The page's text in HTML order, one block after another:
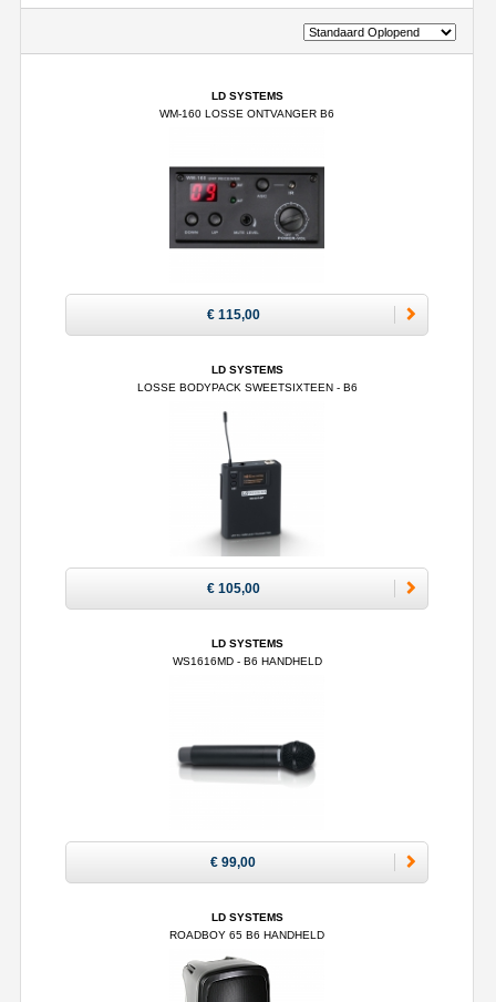
LD SYSTEMS
WM-160 LOSSE ONTVANGER B6
€ 115,00
LD SYSTEMS
LOSSE BODYPACK SWEETSIXTEEN - B6
€ 105,00
LD SYSTEMS
WS1616MD - B6 HANDHELD
€ 99,00
LD SYSTEMS
ROADBOY 65 B6 HANDHELD